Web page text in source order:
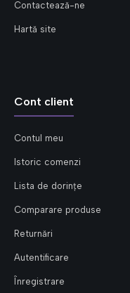
Contactează-ne
Hartă site
Cont client
Contul meu
Istoric comenzi
Lista de dorințe
Comparare produse
Returnări
Autentificare
Înregistrare